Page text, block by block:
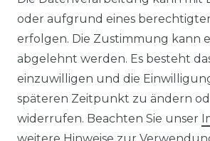
Impressum
oder aufgrund eines
erfolgen. Die Zustimmung kann
abgelehnt werden. Es besteht
einzuwilligen und die
späteren Zeitpunkt zu ändern
widerrufen. Beachten Sie unser